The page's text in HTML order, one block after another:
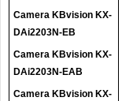
Camera KBvision KX-
DAi2203N-EB
Camera KBvision KX-
DAi2203N-EAB
Camera KBvision KX-